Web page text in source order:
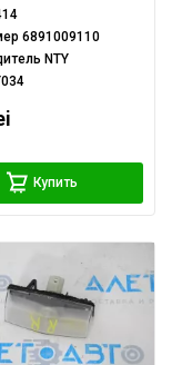
6891009110
NTY
Купить